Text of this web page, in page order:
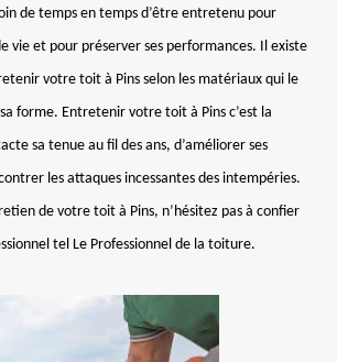
de temps en temps d’être entretenu pour
vie et pour préserver ses performances. Il existe
votre toit à Pins selon les matériaux qui le
forme. Entretenir votre toit à Pins c’est la
sa tenue au fil des ans, d’améliorer ses
les attaques incessantes des intempéries.
de votre toit à Pins, n’hésitez pas à confier
tel Le Professionnel de la toiture.